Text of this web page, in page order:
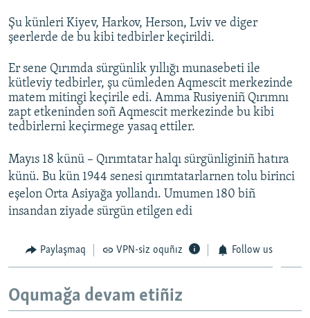
Şu künleri Kiyev, Harkov, Herson, Lviv ve diger
şeerlerde de bu kibi tedbirler keçirildi.
Er sene Qırımda sürgünlik yıllığı munasebeti ile
kütleviy tedbirler, şu cümleden Aqmescit merkezinde
matem mitingi keçirile edi. Amma Rusiyeniñ Qırımnı
zapt etkeninden soñ Aqmescit merkezinde bu kibi
tedbirlerni keçirmege yasaq ettiler.
Mayıs 18 künü – Qırımtatar halqı sürgünliginiñ hatıra
künü. Bu kün 1944 senesi qırımtatarlarnen tolu birinci
eşelon Orta Asiyağa yollandı. Umumen 180 biñ
insandan ziyade sürgün etilgen edi
Paylaşmaq VPN-siz oquñız Follow us
Oqumağa devam etiñiz